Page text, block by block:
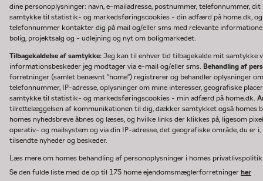
dine personoplysninger: navn, e-mailadresse, postnummer, telefonnummer,
samtykke til statistik- og markedsføringscookies - din adfærd på home.dk, og
telefonnummer kontakter dig på mail og/eller sms med relevante
bolig, projektsalg og - udlejning og nyt om boligmarkedet.
Tilbagekaldelse af samtykke:Jeg kan til enhver tid tilbagekalde mit samtykke
informationsbeskeder jeg modtager via e-mail og/eller sms. Behandling af
forretninger (samlet benævnt "home") registrerer og behandler oplysninger
telefonnummer, IP-adresse, oplysninger om mine interesser, geografiske
samtykke til statistik- og markedsføringscookies - min adfærd på home.dk.
tilrettelæggelsen af kommunikationen til dig, dækker samtykket også homes
homes nyhedsbreve åbnes og læses, og hvilke links der klikkes på, ligesom
operativ- og mailsystem og via din IP-adresse, det geografiske område, du er
tilsendte nyheder og beskeder.
Læs mere om homes behandling af personoplysninger i homes
Se den fulde liste med de op til 175 home ejendomsmæglerforretninger her